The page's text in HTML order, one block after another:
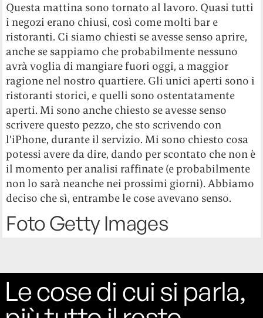
Questa mattina sono tornato al lavoro. Quasi tutti
i negozi erano chiusi, così come molti bar e
ristoranti. Ci siamo chiesti se avesse senso aprire,
anche se sappiamo che probabilmente nessuno
avrà voglia di mangiare fuori oggi, a maggior
ragione nel nostro quartiere. Gli unici aperti sono i
ristoranti storici, e quelli sono ostentatamente
aperti. Mi sono anche chiesto se avesse senso
scrivere questo pezzo, che sto scrivendo con
l’iPhone, durante il servizio. Mi sono chiesto cosa
potessi avere da dire, dando per scontato che non è
il momento per analisi raffinate (e probabilmente
non lo sarà neanche nei prossimi giorni). Abbiamo
deciso che sì, entrambe le cose avevano senso.
Foto Getty Images
Le cose di cui si parla,